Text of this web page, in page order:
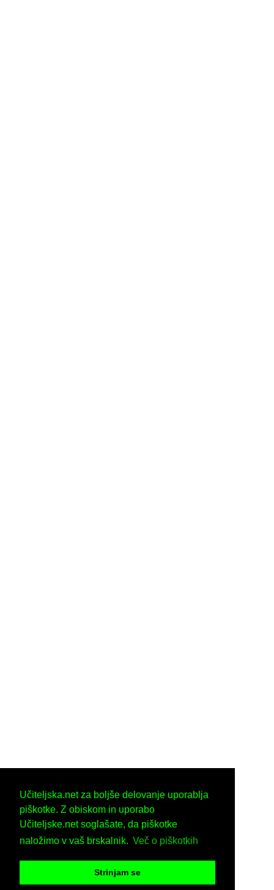
Učiteljska.net za boljše delovanje uporablja
piškotke. Z obiskom in uporabo
Učiteljske.net soglašate, da piškotke
naložimo v vaš brskalnik. Več o piškotkih
Strinjam se